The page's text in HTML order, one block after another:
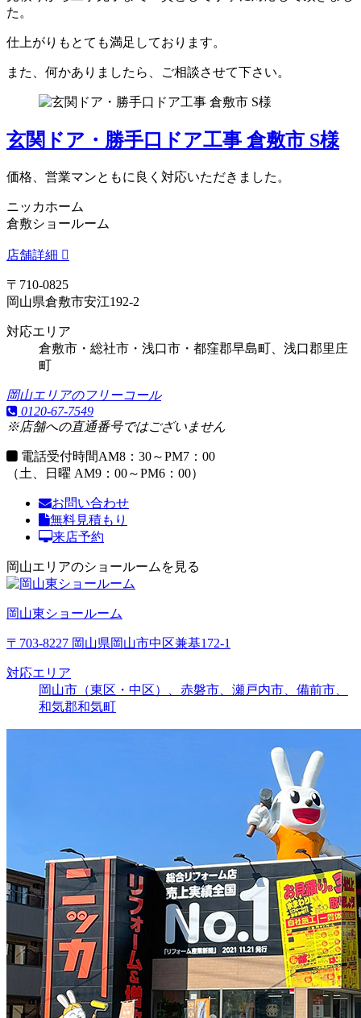
た。
仕上がりもとても満足しております。
また、何かありましたら、ご相談させて下さい。
玄関ドア・勝手口ドア工事 倉敷市 S様
価格、営業マンともに良く対応いただきました。
ニッカホーム
倉敷ショールーム
店舗詳細
〒710-0825
岡山県倉敷市安江192-2
対応エリア
倉敷市・総社市・浅口市・都窪郡早島町、浅口郡里庄
町
岡山エリアのフリーコール
0120-67-7549
※店舗への直通番号ではございません
電話受付時間AM8：30～PM7：00
（土、日曜 AM9：00～PM6：00）
お問い合わせ
無料見積もり
来店予約
岡山エリアのショールームを見る
岡山東ショールーム
〒703-8227 岡山県岡山市中区兼基172-1
対応エリア
岡山市（東区・中区）、赤磐市、瀬戸内市、備前市、
和気郡和気町